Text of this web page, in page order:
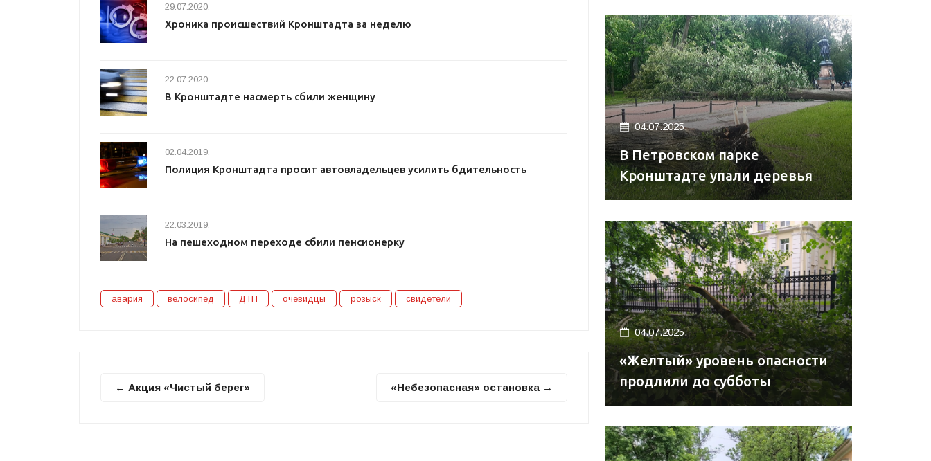
29.07.2020.
Хроника происшествий Кронштадта за неделю
22.07.2020.
В Кронштадте насмерть сбили женщину
02.04.2019.
Полиция Кронштадта просит автовладельцев усилить бдительность
22.03.2019.
На пешеходном переходе сбили пенсионерку
авария велосипед ДТП очевидцы розыск свидетели
← Акция «Чистый берег» «Небезопасная» остановка →
04.07.2025.
В Петровском парке
Кронштадте упали деревья
04.07.2025.
«Желтый» уровень опасности
продлили до субботы